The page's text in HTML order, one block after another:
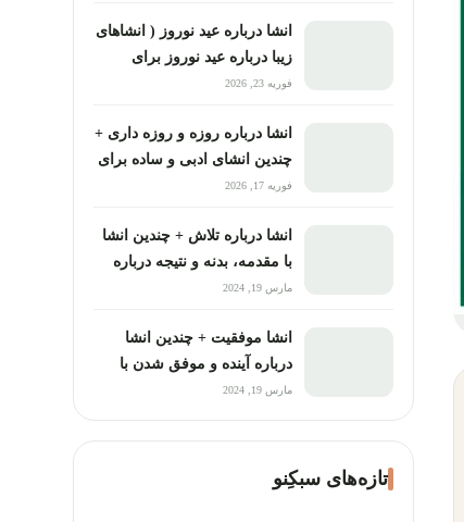
انشا درباره عید نوروز ( انشاهای
زیبا درباره عید نوروز برای
تمامی پایه ها )
فوریه 23, 2026
انشا درباره روزه و روزه داری +
چندین انشای ادبی و ساده برای
مقطع دبستان و دبیرستان
فوریه 17, 2026
انشا درباره تلاش + چندین انشا
با مقدمه، بدنه و نتیجه درباره
تلاش و پشتکار
مارس 19, 2024
انشا موفقیت + چندین انشا
درباره آینده و موفق شدن با
مقدمه، بدنه و نتیجه برای تمام
مارس 19, 2024
تازه‌های سبکِنو